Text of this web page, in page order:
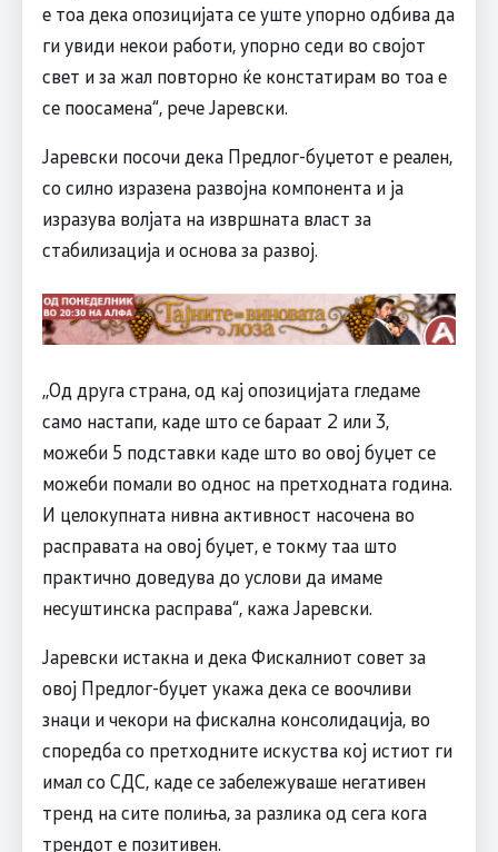
е тоа дека опозицијата се уште упорно одбива да
ги увиди некои работи, упорно седи во својот
свет и за жал повторно ќе констатирам во тоа е
се поосамена“, рече Јаревски.
Јаревски посочи дека Предлог-буџетот е реален,
со силно изразена развојна компонента и ја
изразува волјата на извршната власт за
стабилизација и основа за развој.
,,Од друга страна, од кај опозицијата гледаме
само настапи, каде што се бараат 2 или 3,
можеби 5 подставки каде што во овој буџет се
можеби помали во однос на претходната година.
И целокупната нивна активност насочена во
расправата на овој буџет, е токму таа што
практично доведува до услови да имаме
несуштинска расправа“, кажа Јаревски.
Јаревски истакна и дека Фискалниот совет за
овој Предлог-буџет укажа дека се воочливи
знаци и чекори на фискална консолидација, во
споредба со претходните искуства кој истиот ги
имал со СДС, каде се забележуваше негативен
тренд на сите полиња, за разлика од сега кога
трендот е позитивен.